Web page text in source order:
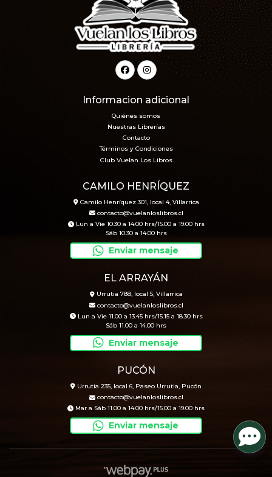
Informacion adicional
Quiénes somos
Nuestras Librerías
Contacto
Términos y Condiciones
Club Vuelan Los Libros
CAMILO HENRÍQUEZ
Camilo Henríquez 301, local 4, Villarrica
contacto@vuelanloslibros.cl
Lun a Vie 10.30 a 14.00 hrs/15.00 a 19.00 hrs
Sáb 10.30 a 14.00 hrs
Enviar mensaje
EL ARRAYÁN
Urrutia 788, local 5, Villarrica
contacto@vuelanloslibros.cl
Lun a Vie 11.00 a 13.45 hrs/15.15 a 18.30 hrs
Sáb 11.00 a 14.00 hrs
Enviar mensaje
PUCÓN
Urrutia 235, local 6, Paseo Urrutia, Pucón
contacto@vuelanloslibros.cl
Mar a Sáb 11.00 a 14.00 hrs/15.00 a 19.00 hrs
Enviar mensaje